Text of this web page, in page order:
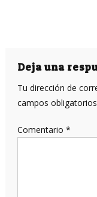
Deja una
Tu dirección de
campos
Comentario *